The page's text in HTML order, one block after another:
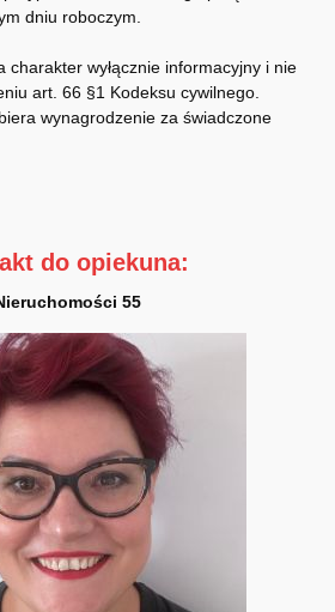
dniu roboczym.
charakter wyłącznie informacyjny i nie
art. 66 §1 Kodeksu cywilnego.
wynagrodzenie za świadczone
do opiekuna:
55